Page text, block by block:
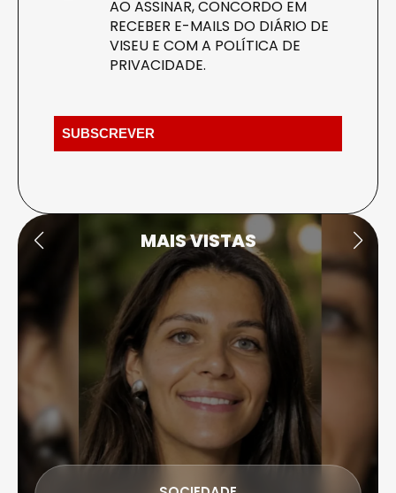
AO ASSINAR, CONCORDO EM
RECEBER E-MAILS DO DIÁRIO DE
VISEU E COM A POLÍTICA DE
PRIVACIDADE.
MAIS VISTAS